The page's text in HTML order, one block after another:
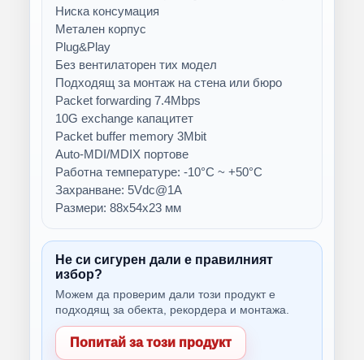
Ниска консумация
Метален корпус
Plug&Play
Без вентилаторен тих модел
Подходящ за монтаж на стена или бюро
Packet forwarding 7.4Mbps
10G exchange капацитет
Packet buffer memory 3Mbit
Auto-MDI/MDIX портове
Работна температуре: -10°C ~ +50°C
Захранване: 5Vdc@1A
Размери: 88х54х23 мм
Не си сигурен дали е правилният
избор?
Можем да проверим дали този продукт е
подходящ за обекта, рекордера и монтажа.
Попитай за този продукт